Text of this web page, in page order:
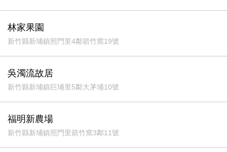
林家果園
新竹縣新埔鎮照門里4鄰箭竹窩19號
吳濁流故居
新竹縣新埔鎮巨埔里5鄰大茅埔10號
福明新農場
新竹縣新埔鎮照門里箭竹窩3鄰11號